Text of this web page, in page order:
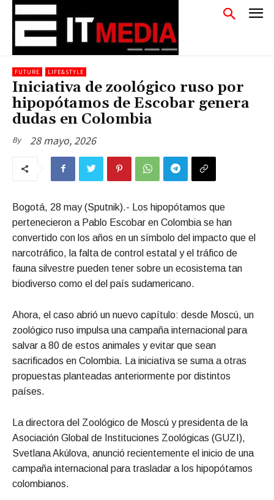
FUTURE LIFE&STYLE
Iniciativa de zoológico ruso por
hipopótamos de Escobar genera
dudas en Colombia
By 28 mayo, 2026
Bogotá, 28 may (Sputnik).- Los hipopótamos que
pertenecieron a Pablo Escobar en Colombia se han
convertido con los años en un símbolo del impacto que el
narcotráfico, la falta de control estatal y el tráfico de
fauna silvestre pueden tener sobre un ecosistema tan
biodiverso como el del país sudamericano.
Ahora, el caso abrió un nuevo capítulo: desde Moscú, un
zoológico ruso impulsa una campaña internacional para
salvar a 80 de estos animales y evitar que sean
sacrificados en Colombia. La iniciativa se suma a otras
propuestas planteadas anteriormente por distintos
países.
La directora del Zoológico de Moscú y presidenta de la
Asociación Global de Instituciones Zoológicas (GUZI),
Svetlana Akúlova, anunció recientemente el inicio de una
campaña internacional para trasladar a los hipopótamos
colombianos.